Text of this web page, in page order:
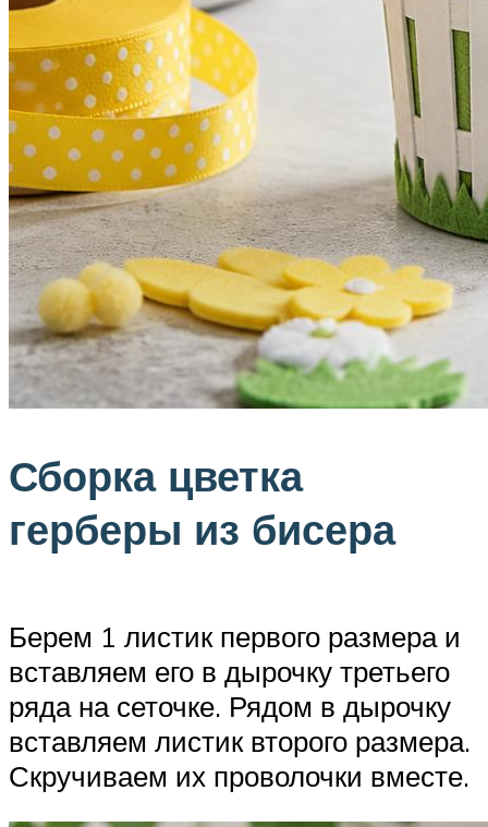
Сборка цветка
герберы из бисера
Берем 1 листик первого размера и
вставляем его в дырочку третьего
ряда на сеточке. Рядом в дырочку
вставляем листик второго размера.
Скручиваем их проволочки вместе.